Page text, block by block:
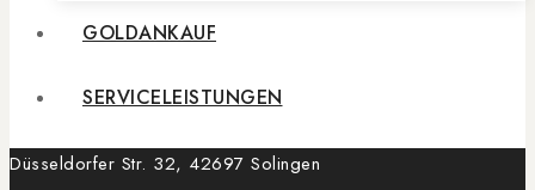
GOLDANKAUF
SERVICELEISTUNGEN
Düsseldorfer Str. 32, 42697 Solingen